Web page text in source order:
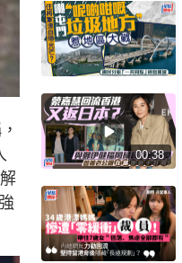
00:38